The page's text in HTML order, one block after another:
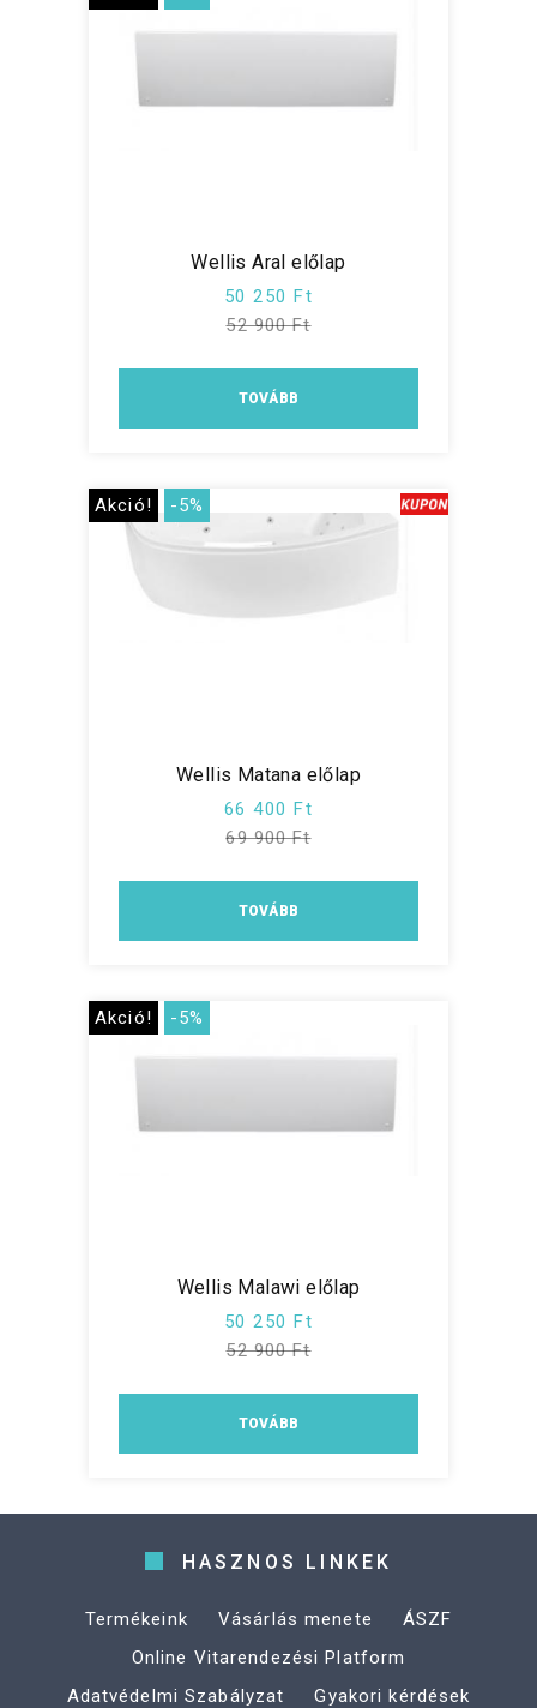
Wellis Aral előlap
50 250 Ft
52 900 Ft
TOVÁBB
Akció! -5%
Wellis Matana előlap
66 400 Ft
69 900 Ft
TOVÁBB
Akció! -5%
Wellis Malawi előlap
50 250 Ft
52 900 Ft
TOVÁBB
HASZNOS LINKEK
Termékeink Vásárlás menete
ÁSZF
Online Vitarendezési Platform
Adatvédelmi Szabályzat
Gyakori kérdések